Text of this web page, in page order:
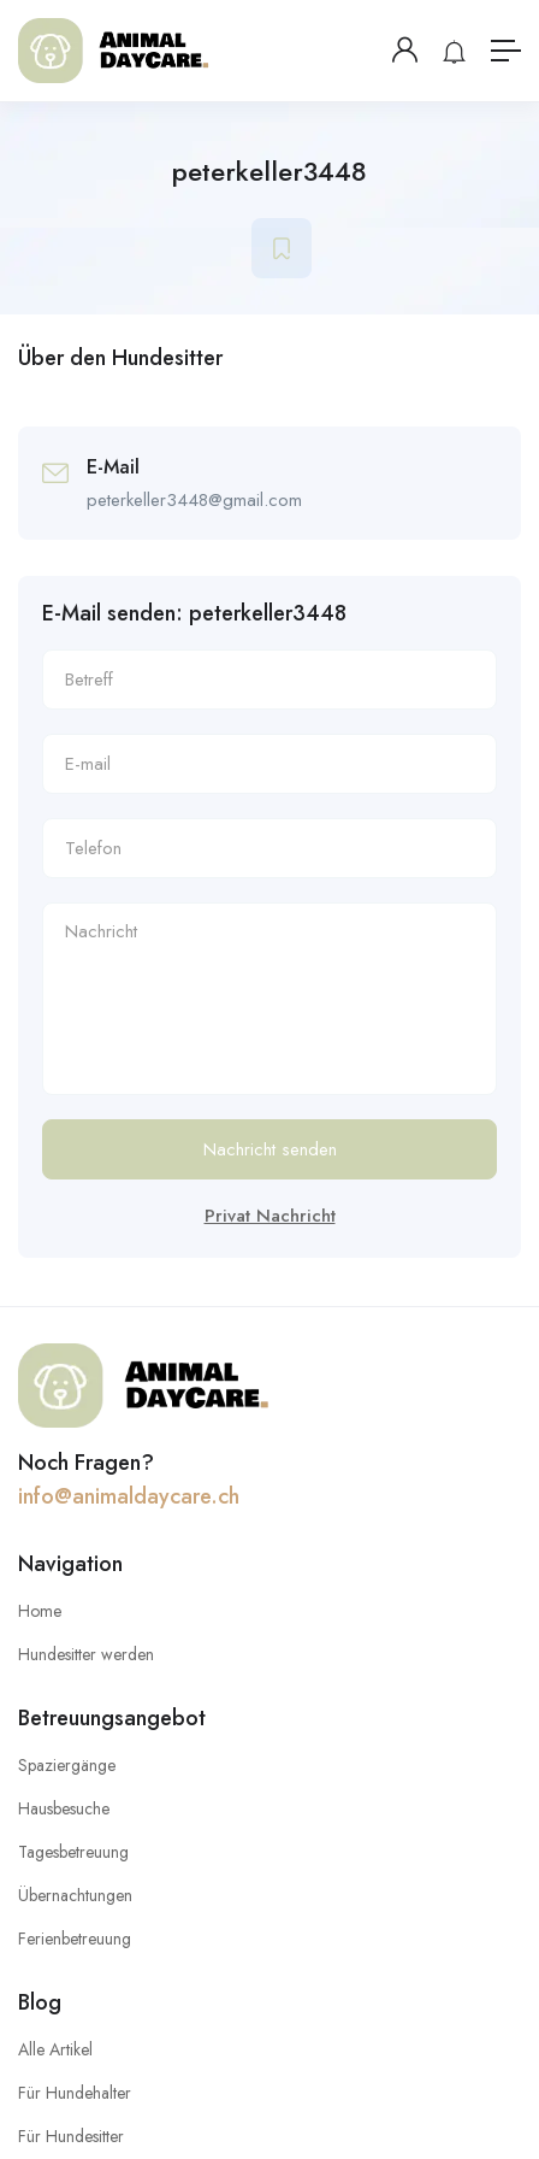
peterkeller3448
Über den Hundesitter
E-Mail
peterkeller3448@gmail.com
E-Mail senden: peterkeller3448
Nachricht senden
Privat Nachricht
Noch Fragen?
info@animaldaycare.ch
Navigation
Home
Hundesitter werden
Betreuungsangebot
Spaziergänge
Hausbesuche
Tagesbetreuung
Übernachtungen
Ferienbetreuung
Blog
Alle Artikel
Für Hundehalter
Für Hundesitter